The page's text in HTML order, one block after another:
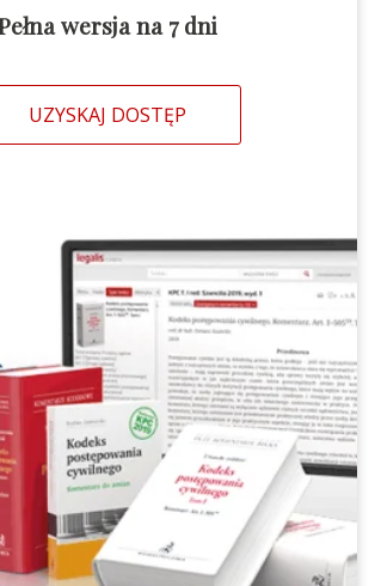
wersja na 7 dni
UZYSKAJ DOSTĘP